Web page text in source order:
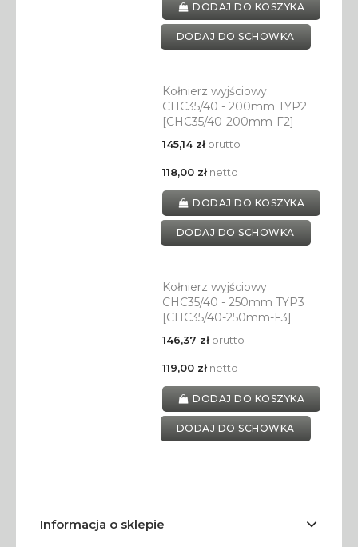
DODAJ DO KOSZYKA
DODAJ DO SCHOWKA
Kołnierz wyjściowy
CHC35/40 - 200mm TYP2
[CHC35/40-200mm-F2]
145,14 złbrutto
118,00 złnetto
DODAJ DO KOSZYKA
DODAJ DO SCHOWKA
Kołnierz wyjściowy
CHC35/40 - 250mm TYP3
[CHC35/40-250mm-F3]
146,37 złbrutto
119,00 złnetto
DODAJ DO KOSZYKA
DODAJ DO SCHOWKA
Informacja o sklepie